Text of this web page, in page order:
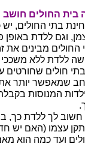
בית החולים חושב
בתי החולים,
וגם ללדת באופן
החולים מבינים את
ללדת ללא
חולים שחורטים
שמאפשר יותר את
המנוסות
לך ללדת כך,
עצמו (האם יש
ועד כמה הוא